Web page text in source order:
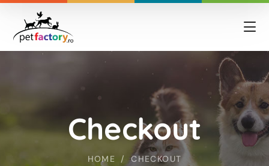
HOME CHECKOUT
Checkout